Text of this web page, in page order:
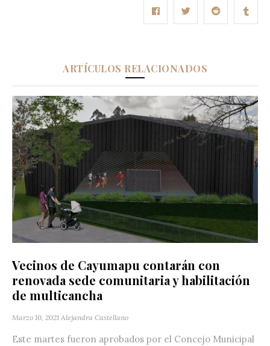
ARTÍCULOS RELACIONADOS
Vecinos de Cayumapu contarán con
renovada sede comunitaria y habilitación
de multicancha
Marzo 10, 2021 Alejandra Castellano
Este martes fueron aprobados por el Concejo Municipal